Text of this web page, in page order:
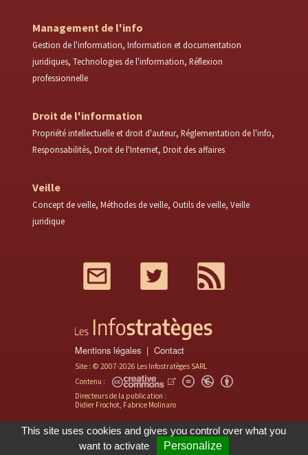
Management de l'info
Gestion de l'information Information et documentation
juridiques Technologies de l'information Réflexion
professionnelle
Droit de l'information
Propriété intellectuelle et droit d'auteur Réglementation de l'info
Responsabilités Droit de l'Internet Droit des affaires
Veille
Concept de veille Méthodes de veille Outils de veille Veille
juridique
Twitter
Mentions légales Contact
Site : © 2007-2026 Les Infostratèges SARL
Contenu :
Directeurs de la publication :
Didier Frochot, Fabrice Molinaro
This site uses cookies and gives you control over what you
want to activate
Personalize